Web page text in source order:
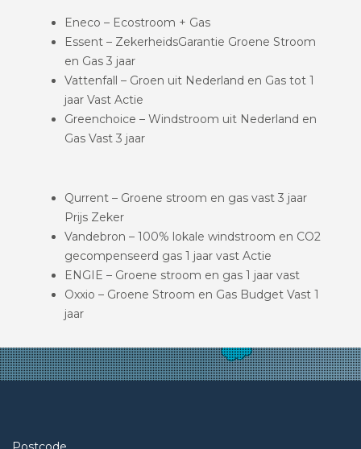
Eneco – Ecostroom + Gas
Essent – ZekerheidsGarantie Groene Stroom
en Gas 3 jaar
Vattenfall – Groen uit Nederland en Gas tot 1
jaar Vast Actie
Greenchoice – Windstroom uit Nederland en
Gas Vast 3 jaar
Qurrent – Groene stroom en gas vast 3 jaar
Prijs Zeker
Vandebron – 100% lokale windstroom en CO2
gecompenseerd gas 1 jaar vast Actie
ENGIE – Groene stroom en gas 1 jaar vast
Oxxio – Groene Stroom en Gas Budget Vast 1
jaar